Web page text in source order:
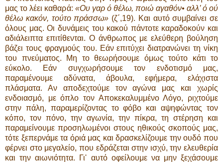
μας το λέει καθαρά: «Ου γαρ ό θέλω, ποιώ αγαθόν• αλλ’ ό ού
θέλω κακόν, τούτο πράσσω» (ζ΄,19). Και αυτό συμβαίνει σε
όλους μας. Οι δυνάμεις του κακού πάντοτε καραδοκούν και
αδιάλειπτα επιτίθενται. Ο άνθρωπος με ελεύθερη βούληση
βάζει τους φραγμούς του. Εάν επιτύχει διατρανώνει τη νίκη
του πνεύματος. Μη το θεωρήσουμε όμως τούτο κάτι το
εύκολο. Εάν συγχωρήσουμε τον ενδοτισμό μας,
παραμένουμε αδύνατα, άβουλα, εφήμερα, ελάχιστα
πλάσματα. Αν αποδεχτούμε τον αγώνα μας και χωρίς
ενδοιασμό, με όπλο τον Αποκεκαλυμμένο Λόγο, ριχτούμε
στην πάλη, παραμερίζοντας το φόβο και αψηφώντας τον
κόπο, τον πόνο, την αγωνία, την πίκρα, τη στέρηση και
παραμείνουμε προσηλωμένοι στους ηθικούς σκοπούς μας,
τότε ξεπερνάμε τα όριά μας και δρασκελίζουμε την ουδό που
φέρνει στο μεγαλείο, που εδράζεται στην ισχύ, την ελευθερία
και την αιωνιότητα. Γι' αυτό οφείλουμε να μην ξεχάσουμε